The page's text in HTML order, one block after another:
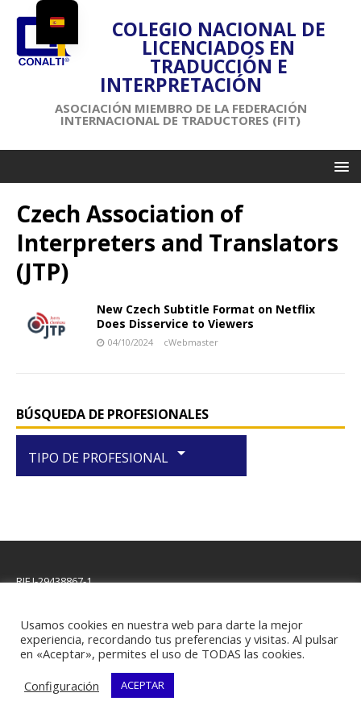
COLEGIO NACIONAL DE
LICENCIADOS EN
TRADUCCIÓN E
INTERPRETACIÓN
ASOCIACIÓN MIEMBRO DE LA FEDERACIÓN
INTERNACIONAL DE TRADUCTORES (FIT)
Czech Association of
Interpreters and Translators
(JTP)
New Czech Subtitle Format on Netflix
Does Disservice to Viewers
04/10/2024 cWebmaster
BÚSQUEDA DE PROFESIONALES
TIPO DE PROFESIONAL arrow_drop_down
RIF J-29438867-1
Copyright © 2026 | Plantilla WordPress porMH Themes
Usamos cookies en nuestra web para darte la mejor
experiencia, recordando tus preferencias y visitas. Al pulsar
en «Aceptar», permites el uso de TODAS las cookies.
Configuración
ACEPTAR